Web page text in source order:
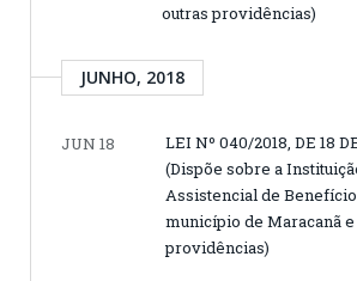
outras providências)
JUNHO, 2018
JUN 18
LEI Nº 040/2018, DE 18
(Dispõe sobre a
Assistencial de
município de Maracanã e
providências)